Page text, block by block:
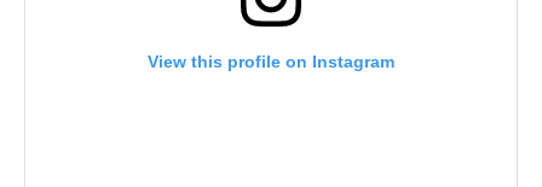
View this profile on Instagram